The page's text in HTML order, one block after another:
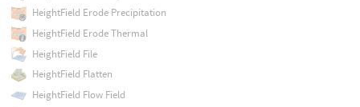
HeightField Erode Precipitation
HeightField Erode Thermal
HeightField File
HeightField Flatten
HeightField Flow Field